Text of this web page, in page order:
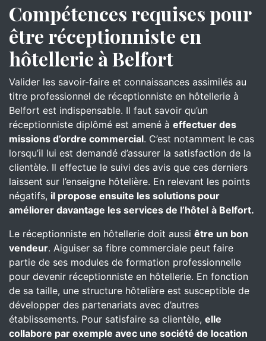
Compétences requises pour
être réceptionniste en
hôtellerie à Belfort
Valider les savoir-faire et connaissances assimilés au
titre professionnel de réceptionniste en hôtellerie à
Belfort est indispensable. Il faut savoir qu’un
réceptionniste diplômé est amené à effectuer des
missions d’ordre commercial. C’est notamment le cas
lorsqu’il lui est demandé d’assurer la satisfaction de la
clientèle. Il effectue le suivi des avis que ces derniers
laissent sur l’enseigne hôtelière. En relevant les points
négatifs, il propose ensuite les solutions pour
améliorer davantage les services de l’hôtel à Belfort.
Le réceptionniste en hôtellerie doit aussi être un bon
vendeur. Aiguiser sa fibre commerciale peut faire
partie de ses modules de formation professionnelle
pour devenir réceptionniste en hôtellerie. En fonction
de sa taille, une structure hôtelière est susceptible de
développer des partenariats avec d’autres
établissements. Pour satisfaire sa clientèle, elle
collabore par exemple avec une société de location